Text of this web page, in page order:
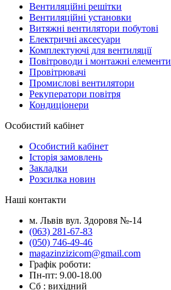
Вентиляційні решітки
Вентиляційні установки
Витяжні вентилятори побутові
Електричні аксесуари
Комплектуючі для вентиляції
Повітроводи і монтажні елементи
Провітрювачі
Промислові вентилятори
Рекуператори повітря
Кондиціонери
Особистий кабінет
Особистий кабінет
Історія замовлень
Закладки
Розсилка новин
Наші контакти
м. Львів вул. Здоровя №-14
(063) 281-67-83
(050) 746-49-46
magazinzizicom@gmail.com
Графік роботи:
Пн-пт: 9.00-18.00
Сб : вихідний